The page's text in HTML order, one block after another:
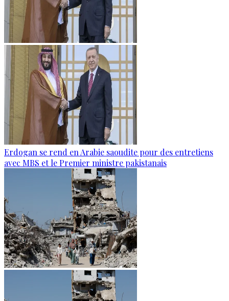
Erdogan se rend en Arabie saoudite pour des entretiens
avec MBS et le Premier ministre pakistanais